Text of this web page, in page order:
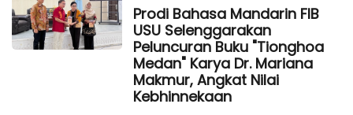
Prodi Bahasa Mandarin FIB
USU Selenggarakan
Peluncuran Buku "Tionghoa
Medan" Karya Dr. Mariana
Makmur, Angkat Nilai
Kebhinnekaan